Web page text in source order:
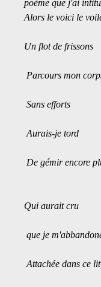
poème que j'ai
Alors le voici le
Un flot de frissons
Parcours mon
Sans efforts
Aurais-je tord
De gémir encore
Qui aurait cru
que je
Attachée dans ce lit